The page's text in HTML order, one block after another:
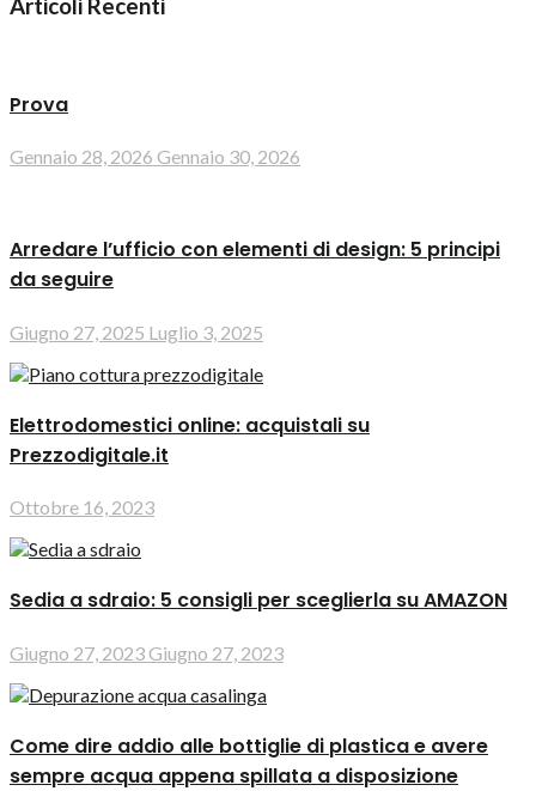
Articoli Recenti
Prova
Gennaio 28, 2026 Gennaio 30, 2026
Arredare l’ufficio con elementi di design: 5 principi
da seguire
Giugno 27, 2025 Luglio 3, 2025
Elettrodomestici online: acquistali su
Prezzodigitale.it
Ottobre 16, 2023
Sedia a sdraio: 5 consigli per sceglierla su AMAZON
Giugno 27, 2023Giugno 27, 2023
Come dire addio alle bottiglie di plastica e avere
sempre acqua appena spillata a disposizione